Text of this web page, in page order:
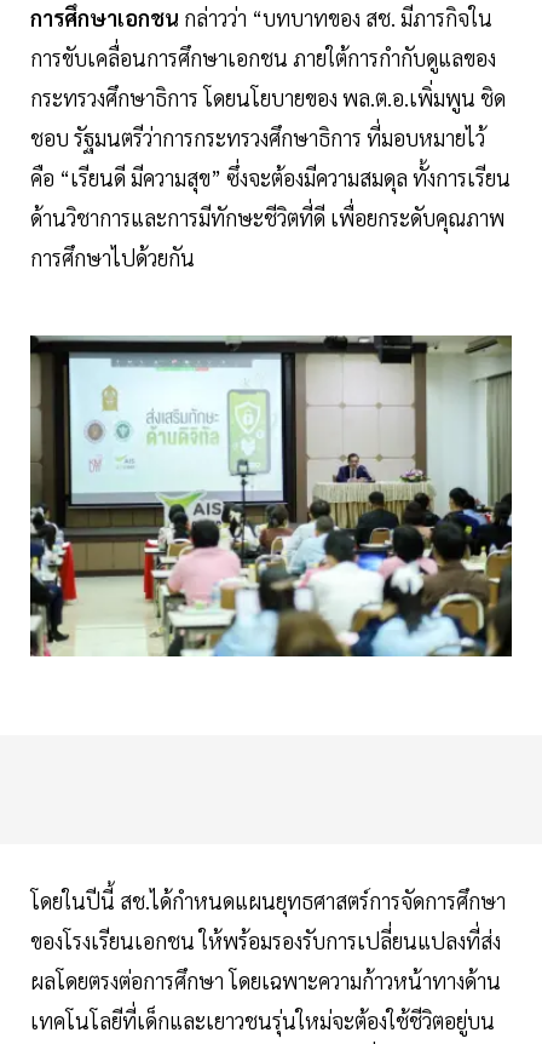
การศึกษาเอกชน กล่าวว่า “บทบาทของ สช. มีภารกิจใน
การขับเคลื่อนการศึกษาเอกชน ภายใต้การกำกับดูแลของ
กระทรวงศึกษาธิการ โดยนโยบายของ พล.ต.อ.เพิ่มพูน ชิด
ชอบ รัฐมนตรีว่าการกระทรวงศึกษาธิการ ที่มอบหมายไว้
คือ “เรียนดี มีความสุข” ซึ่งจะต้องมีความสมดุล ทั้งการเรียน
ด้านวิชาการและการมีทักษะชีวิตที่ดี เพื่อยกระดับคุณภาพ
การศึกษาไปด้วยกัน
โดยในปีนี้ สช.ได้กำหนดแผนยุทธศาสตร์การจัดการศึกษา
ของโรงเรียนเอกชน ให้พร้อมรองรับการเปลี่ยนแปลงที่ส่ง
ผลโดยตรงต่อการศึกษา โดยเฉพาะความก้าวหน้าทางด้าน
เทคโนโลยีที่เด็กและเยาวชนรุ่นใหม่จะต้องใช้ชีวิตอยู่บน